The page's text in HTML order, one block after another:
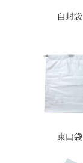
自封袋
束口袋